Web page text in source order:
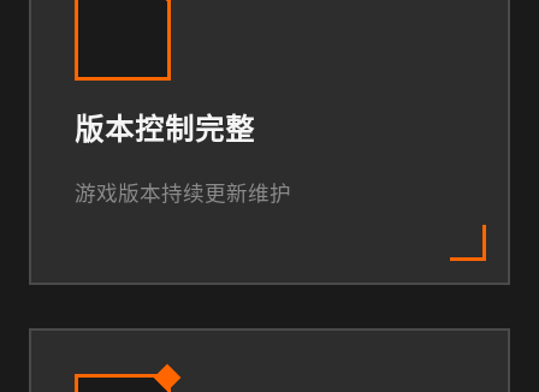
版本控制完整
游戏版本持续更新维护